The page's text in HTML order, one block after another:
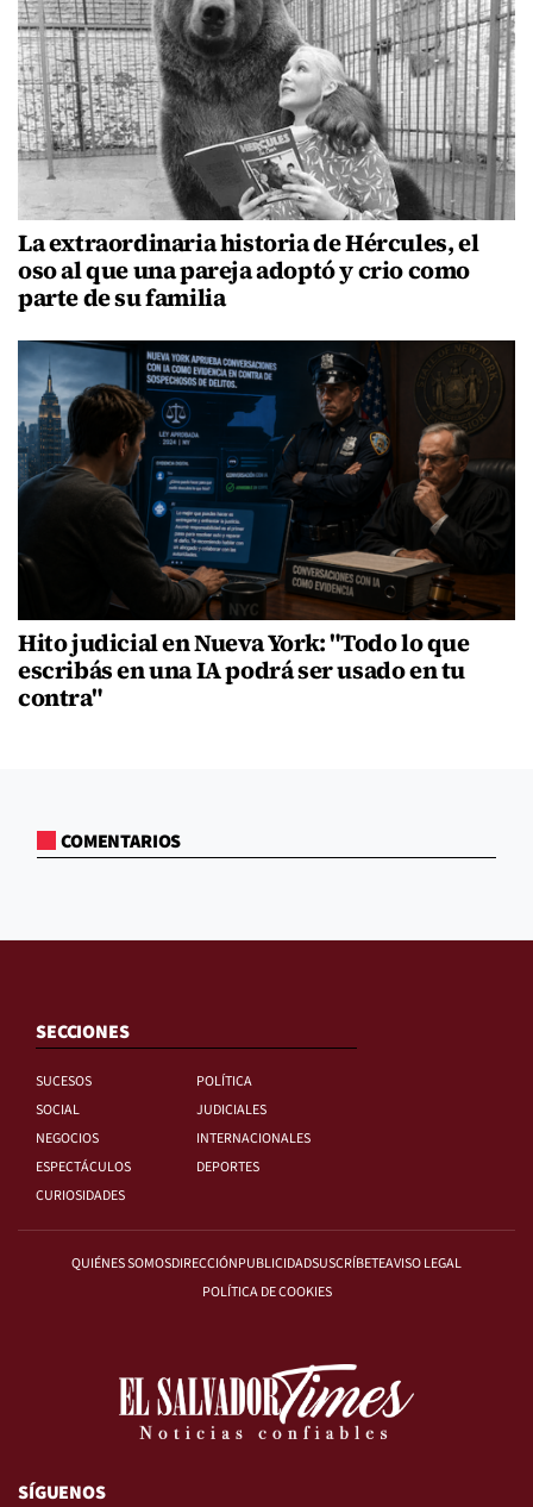
La extraordinaria historia de Hércules, el
oso al que una pareja adoptó y crio como
parte de su familia
Hito judicial en Nueva York: "Todo lo que
escribás en una IA podrá ser usado en tu
contra"
COMENTARIOS
SECCIONES
SUCESOS
POLÍTICA
SOCIAL
JUDICIALES
NEGOCIOS
INTERNACIONALES
ESPECTÁCULOS
DEPORTES
CURIOSIDADES
QUIÉNES SOMOSDIRECCIÓNPUBLICIDADSUSCRÍBETEAVISO LEGAL
POLÍTICA DE COOKIES
SÍGUENOS